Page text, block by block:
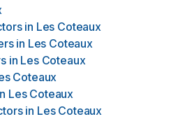
in Les Coteaux
in Les Coteaux
in Les Coteaux
Coteaux
Les Coteaux
in Les Coteaux